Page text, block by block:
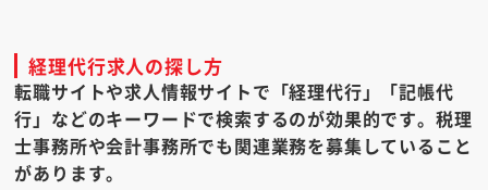
経理代行求人の探し方
転職サイトや求人情報サイトで「経理代行」「記帳代
行」などのキーワードで検索するのが効果的です。税理
士事務所や会計事務所でも関連業務を募集していること
があります。